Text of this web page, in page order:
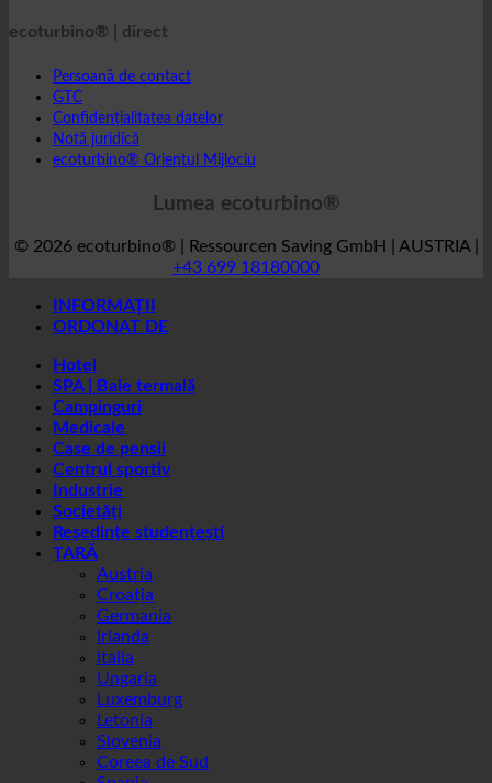
Persoană de contact
GTC
Confidențialitatea datelor
Notă juridică
© 2026 ecoturbino® | Ressourcen Saving GmbH | AUSTRIA |
INFORMAȚII
Hotel
SPA | Baie termală
Campinguri
Medicale
Case de pensii
Centrul sportiv
Industrie
Societăți
Reședințe studențești
ȚARĂ
Austria
Croația
Germania
Irlanda
Italia
Ungaria
Luxemburg
Letonia
Slovenia